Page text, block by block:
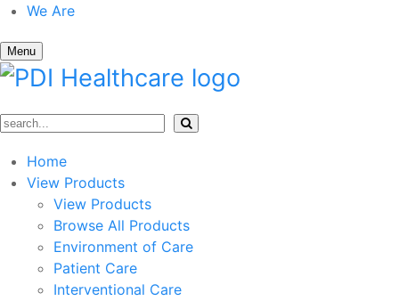
We Are
Menu
Home
View Products
View Products
Browse All Products
Environment of Care
Patient Care
Interventional Care